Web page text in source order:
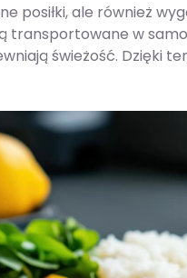
posiłki, ale również
transportowane w
świeżość. Dzięki